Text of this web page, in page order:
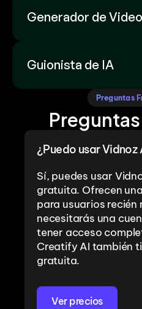
Generador de
Guionista de IA
Preguntas
¿Puedo usar Vidnoz
Sí, puedes usar
gratuita. Ofrecen
para usuarios recién
necesitarás una
tener acceso
Creatify AI también
gratuita.
Ver precios